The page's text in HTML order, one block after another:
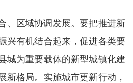
、区域协调发展。要把推进新
兴有机结合起来，促进各类要
城为重要载体的新型城镇化建
新格局。实施城市更新行动，